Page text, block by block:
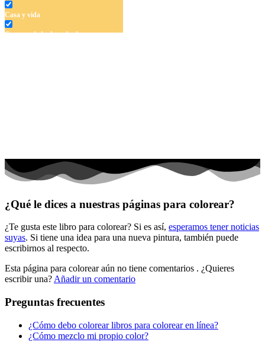
Casa y vida
Cuentos de hadas y hadas
Halloween y otoño
Mandalas
Música e instrumentos musicales
Peluches y caballos
Primavera y pascua
Transporte
Verano y vacaciones
¿Qué le dices a nuestras páginas para colorear?
¿Te gusta este libro para colorear? Si es así, esperamos tener noticias
suyas. Si tiene una idea para una nueva pintura, también puede
escribirnos al respecto.
Esta página para colorear aún no tiene comentarios . ¿Quieres
escribir una? Añadir un comentario
Preguntas frecuentes
¿Cómo debo colorear libros para colorear en línea?
¿Cómo mezclo mi propio color?